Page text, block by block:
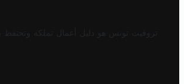
تروفيت تونس هو دليل أعمال تملكه وتحتفظ